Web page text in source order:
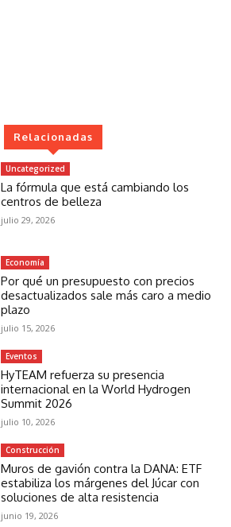
Relacionadas
Uncategorized
La fórmula que está cambiando los
centros de belleza
julio 29, 2026
Economía
Por qué un presupuesto con precios
desactualizados sale más caro a medio
plazo
julio 15, 2026
Eventos
HyTEAM refuerza su presencia
internacional en la World Hydrogen
Summit 2026
julio 10, 2026
Construcción
Muros de gavión contra la DANA: ETF
estabiliza los márgenes del Júcar con
soluciones de alta resistencia
junio 19, 2026